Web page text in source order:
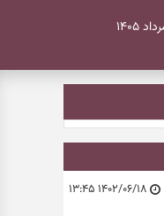
۱۴۰۲/۰۶/۱۸ ۱۳:۴۵